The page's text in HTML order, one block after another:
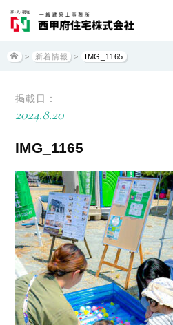
> 新着情報 > IMG_1165
掲載日：
2024.8.20
IMG_1165